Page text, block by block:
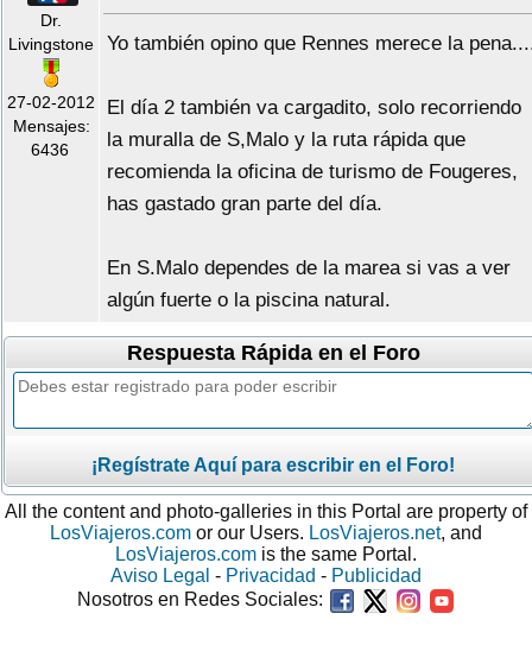
Dr.
Livingstone
27-02-2012
Mensajes:
6436
Yo también opino que Rennes merece la
El día 2 también va cargadito, solo recorriendo
la muralla de S,Malo y la ruta rápida que
recomienda la oficina de turismo de Fougeres,
has gastado gran parte del día.
En S.Malo dependes de la marea si vas a ver
algún fuerte o la piscina natural.
Respuesta Rápida en el Foro
¡Regístrate Aquí para escribir en el Foro!
All the content and photo-galleries in this Portal are property of
LosViajeros.com or our Users. LosViajeros.net, and
LosViajeros.com is the same Portal.
Aviso Legal - Privacidad - Publicidad
Nosotros en Redes Sociales: